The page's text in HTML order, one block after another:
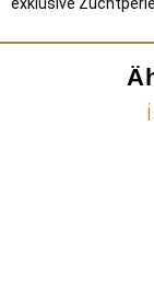
exklusive